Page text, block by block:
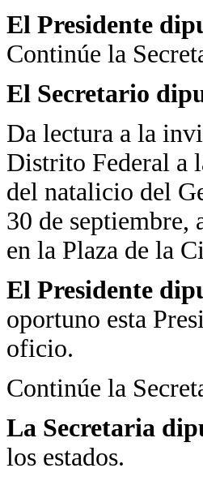
El Presidente
Continúe la
El Secretario
Da lectura a la
Distrito Federal a
del natalicio del
30 de septiembre,
en la Plaza de la
El Presidente
oportuno esta
oficio.
Continúe la
La Secretaria
los estados.